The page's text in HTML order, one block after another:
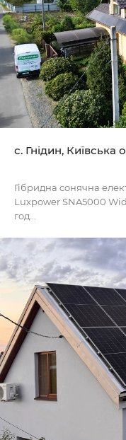
с. Гнідин, Київська
Гібридна сонячна
Luxpower SNA5000
год...